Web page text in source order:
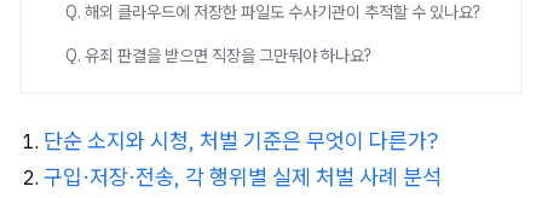
Q. 해외 클라우드에 저장한 파일도 수사기관이 추적할 수 있나요?
Q. 유죄 판결을 받으면 직장을 그만둬야 하나요?
단순 소지와 시청, 처벌 기준은 무엇이 다른가?
구입·저장·전송, 각 행위별 실제 처벌 사례 분석